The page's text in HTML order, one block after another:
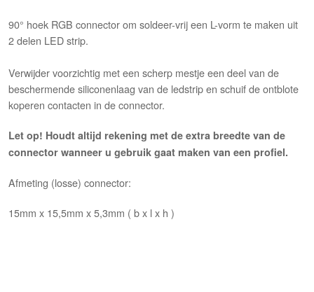
90° hoek RGB connector om soldeer-vrij een L-vorm te maken uit
2 delen LED strip.
Verwijder voorzichtig met een scherp mestje een deel van de
beschermende siliconenlaag van de ledstrip en schuif de ontblote
koperen contacten in de connector.
Let op! Houdt altijd rekening met de extra breedte van de
connector wanneer u gebruik gaat maken van een profiel.
Afmeting (losse) connector:
15mm x 15,5mm x 5,3mm ( b x l x h )